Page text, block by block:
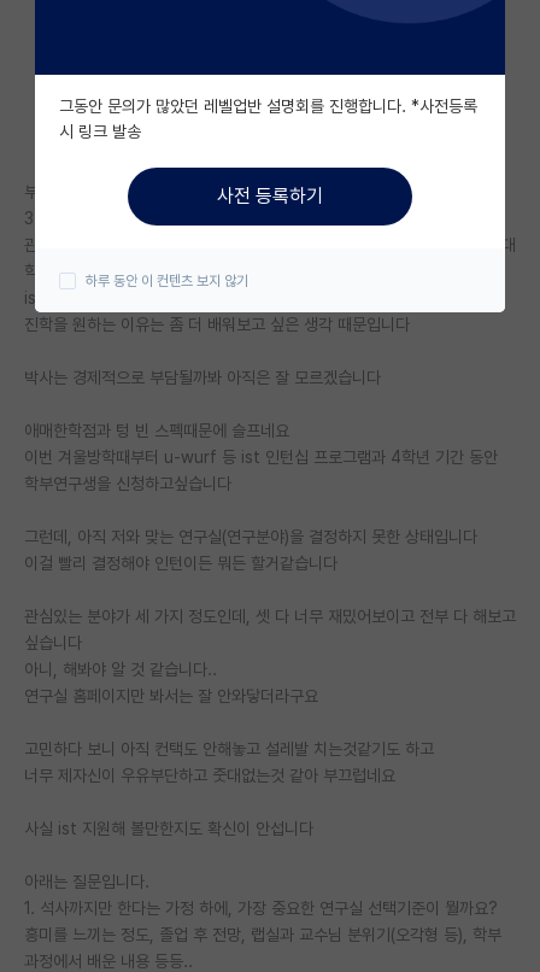
자유 게시판(아무개랩)
미국 유학 게시판
미국 대학원 합격 후기 게시판
대학원생 모집 게시판
연구실(PI) 홍보 게시판
학부 인턴 게시판
임용 후기 게시판
인문사회 계열 게시판
특수/전문대학원 게시판
반도체/AI 게시판
학술 정보 게시판
홍보 게시판
커리어
부산/경북 신소재 3-2 재학중
3.8/4.5 어학성적 없는수준
관심있는 학문분야와 조금 거리있는 주제로 설계프로젝트 진행중(교수님, 대
학원생 1분, 학부생 n명)
ist라인 신소재계열 진학을 목표로 두고 있습니다!
진학을 원하는 이유는 좀 더 배워보고 싶은 생각 때문입니다
박사는 경제적으로 부담될까봐 아직은 잘 모르겠습니다
애매한학점과 텅 빈 스펙때문에 슬프네요
이번 겨울방학때부터 u-wurf 등 ist 인턴십 프로그램과 4학년 기간 동안
학부연구생을 신청하고싶습니다
그런데, 아직 저와 맞는 연구실(연구분야)을 결정하지 못한 상태입니다
이걸 빨리 결정해야 인턴이든 뭐든 할거같습니다
관심있는 분야가 세 가지 정도인데, 셋 다 너무 재밌어보이고 전부 다 해보고
싶습니다
아니, 해봐야 알 것 같습니다..
연구실 홈페이지만 봐서는 잘 안와닿더라구요
고민하다 보니 아직 컨택도 안해놓고 설레발 치는것같기도 하고
너무 제자신이 우유부단하고 줏대없는것 같아 부끄럽네요
사실 ist 지원해 볼만한지도 확신이 안섭니다
아래는 질문입니다.
1. 석사까지만 한다는 가정 하에, 가장 중요한 연구실 선택기준이 뭘까요?
흥미를 느끼는 정도, 졸업 후 전망, 랩실과 교수님 분위기(오각형 등), 학부
과정에서 배운 내용 등등..
그동안 문의가 많았던 레벨업반 설명회를 진행합니다. *사전등록
시 링크 발송
사전 등록하기
하루 동안 이 컨텐츠 보지 않기